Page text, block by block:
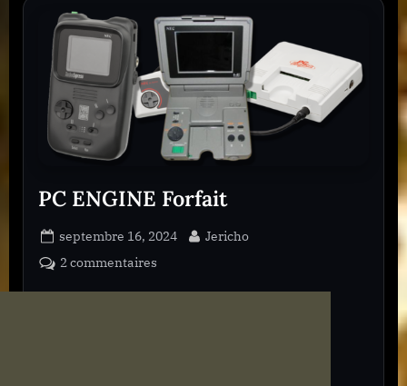
n
e
1
3
PC ENGINE Forfait
Posted
on
septembre 16, 2024 By
Jericho
2 commentaires